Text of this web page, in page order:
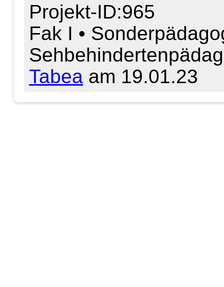
Projekt-ID:965
Fak I •
Tabea am 19.01.23